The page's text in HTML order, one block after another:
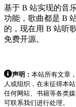
基于 B 站实现的音
功能，歌曲都是 B
的，现在用 B 站听
免费开源。
声明： 本站所有文章
人或组织，在未征得本
任何网站、书籍等各类
可联系我们进行处理。